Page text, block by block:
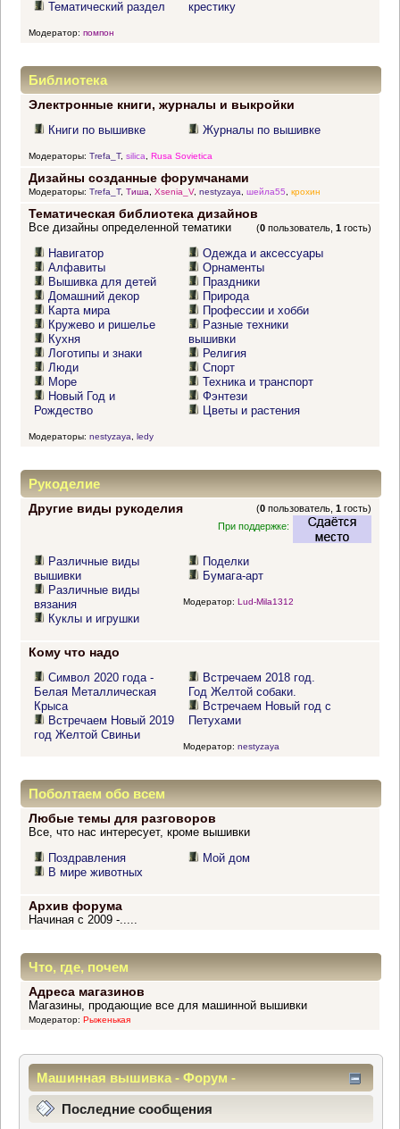
Тематический раздел крестику
Модератор: помпон
Библиотека
Электронные книги, журналы и выкройки
Книги по вышивке Журналы по вышивке
Модераторы: Trefa_T, silica Rusa Sovietica
Дизайны созданные форумчанами
Модераторы: Trefa_T, Тиша, Xsenia_V, nestyzaya, шейла55, крохин
Тематическая библиотека дизайнов
(0 пользователь,1 гость)
Все дизайны определенной тематики
Навигатор
Алфавиты
Вышивка для детей
Домашний декор
Карта мира
Кружево и ришелье
Кухня
Логотипы и знаки
Люди
Море
Новый Год и
Рождество
Одежда и аксессуары
Орнаменты
Праздники
Природа
Профессии и хобби
Разные техники
вышивки
Религия
Спорт
Техника и транспорт
Фэнтези
Цветы и растения
Модераторы: nestyzaya ledy
Рукоделие
Другие виды рукоделия (0 пользователь,1 гость)
При поддержке:
Различные виды
вышивки
Различные виды
вязания
Куклы и игрушки
Поделки
Бумага-арт
Модератор: Lud-Mila1312
Кому что надо
Символ 2020 года -
Белая Металлическая
Крыса
Встречаем Новый 2019
год Желтой Свиньи
Встречаем 2018 год.
Год Желтой собаки.
Встречаем Новый год с
Петухами
Модератор: nestyzaya
Поболтаем обо всем
Любые темы для разговоров
Все, что нас интересует, кроме вышивки
Поздравления
В мире животных
Мой дом
Архив форума
Начиная с 2009 -.....
Что, где, почем
Адреса магазинов
Магазины, продающие все для машинной вышивки
Модератор: Рыженькая
Машинная вышивка - Форум -
Информационный центр
Последние сообщения